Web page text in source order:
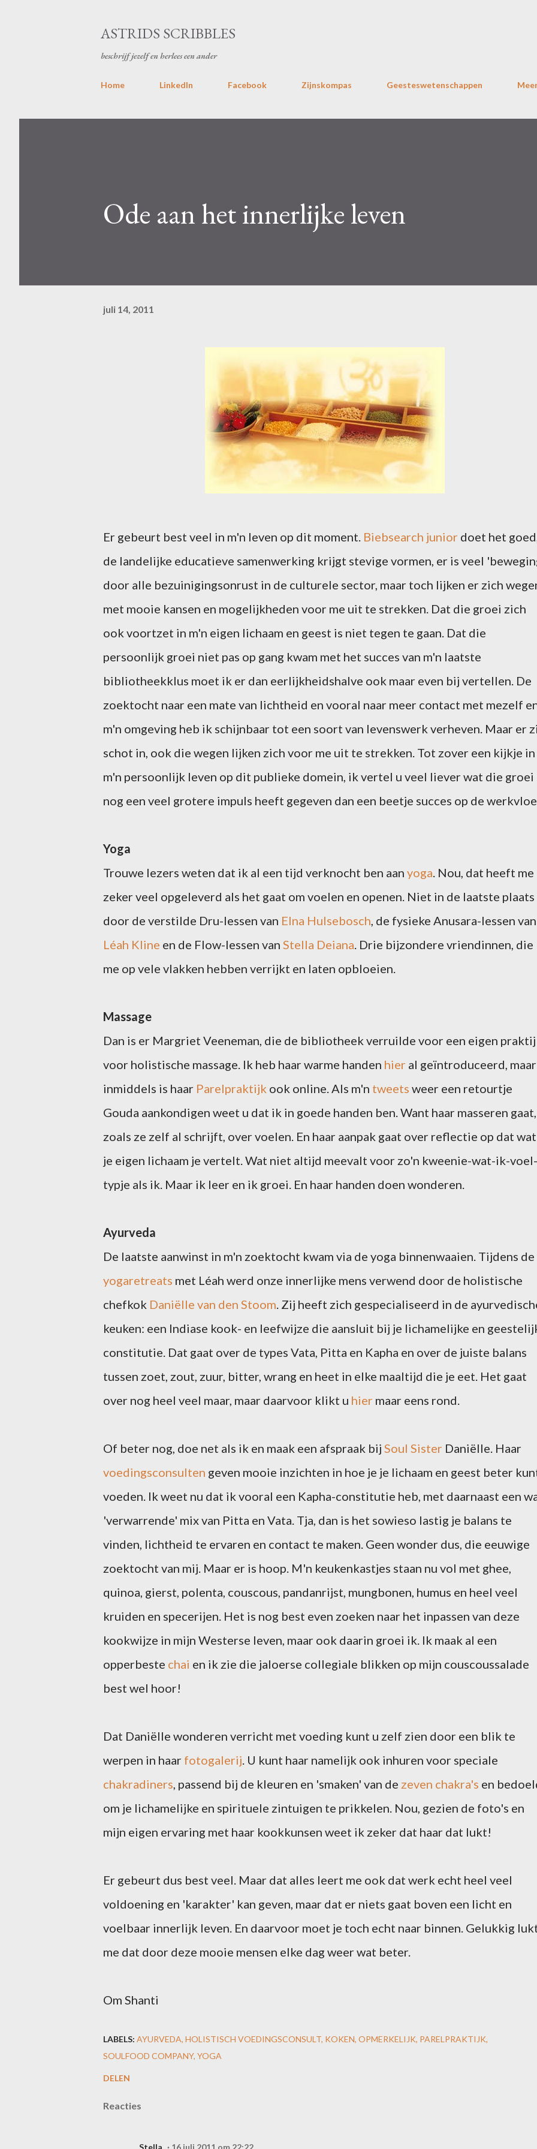
ASTRIDS SCRIBBLES
beschrijf jezelf en herlees een ander
Home LinkedIn Facebook Zijnskompas Geesteswetenschappen
Ode aan het innerlijke leven
juli 14, 2011
Er gebeurt best veel in m'n leven op dit moment. Biebsearch junior doet het
de landelijke educatieve samenwerking krijgt stevige vormen, er is veel
door alle bezuinigingsonrust in de culturele sector, maar toch lijken er zich
met mooie kansen en mogelijkheden voor me uit te strekken. Dat die groei zich
ook voortzet in m'n eigen lichaam en geest is niet tegen te gaan. Dat die
persoonlijk groei niet pas op gang kwam met het succes van m'n laatste
bibliotheekklus moet ik er dan eerlijkheidshalve ook maar even bij vertellen. De
zoektocht naar een mate van lichtheid en vooral naar meer contact met mezelf
m'n omgeving heb ik schijnbaar tot een soort van levenswerk verheven. Maar er
schot in, ook die wegen lijken zich voor me uit te strekken. Tot zover een kijkje in
m'n persoonlijk leven op dit publieke domein, ik vertel u veel liever wat die groei
nog een veel grotere impuls heeft gegeven dan een beetje succes op de
Yoga
Trouwe lezers weten dat ik al een tijd verknocht ben aan yoga. Nou, dat heeft me
zeker veel opgeleverd als het gaat om voelen en openen. Niet in de laatste plaats
door de verstilde Dru-lessen van Elna Hulsebosch, de fysieke Anusara-lessen van
Léah Kline en de Flow-lessen van Stella Deiana. Drie bijzondere vriendinnen, die
me op vele vlakken hebben verrijkt en laten opbloeien.
Massage
Dan is er Margriet Veeneman, die de bibliotheek verruilde voor een eigen
voor holistische massage. Ik heb haar warme handen hier al geïntroduceerd, maar
inmiddels is haar Parelpraktijk ook online. Als m'n tweets weer een retourtje
Gouda aankondigen weet u dat ik in goede handen ben. Want haar masseren gaat,
zoals ze zelf al schrijft, over voelen. En haar aanpak gaat over reflectie op dat wat
je eigen lichaam je vertelt. Wat niet altijd meevalt voor zo'n kweenie-wat-ik-voel-
typje als ik. Maar ik leer en ik groei. En haar handen doen wonderen.
Ayurveda
De laatste aanwinst in m'n zoektocht kwam via de yoga binnenwaaien. Tijdens de
yogaretreats met Léah werd onze innerlijke mens verwend door de holistische
chefkok Daniëlle van den Stoom. Zij heeft zich gespecialiseerd in de
keuken: een Indiase kook- en leefwijze die aansluit bij je lichamelijke en
constitutie. Dat gaat over de types Vata, Pitta en Kapha en over de juiste balans
tussen zoet, zout, zuur, bitter, wrang en heet in elke maaltijd die je eet. Het gaat
over nog heel veel maar, maar daarvoor klikt u hier maar eens rond.
Of beter nog, doe net als ik en maak een afspraak bij Soul Sister Daniëlle. Haar
voedingsconsulten geven mooie inzichten in hoe je je lichaam en geest beter
voeden. Ik weet nu dat ik vooral een Kapha-constitutie heb, met daarnaast een
'verwarrende' mix van Pitta en Vata. Tja, dan is het sowieso lastig je balans te
vinden, lichtheid te ervaren en contact te maken. Geen wonder dus, die eeuwige
zoektocht van mij. Maar er is hoop. M'n keukenkastjes staan nu vol met ghee,
quinoa, gierst, polenta, couscous, pandanrijst, mungbonen, humus en heel veel
kruiden en specerijen. Het is nog best even zoeken naar het inpassen van deze
kookwijze in mijn Westerse leven, maar ook daarin groei ik. Ik maak al een
opperbeste chai en ik zie die jaloerse collegiale blikken op mijn couscoussalade
best wel hoor!
Dat Daniëlle wonderen verricht met voeding kunt u zelf zien door een blik te
werpen in haar fotogalerij. U kunt haar namelijk ook inhuren voor speciale
chakradiners, passend bij de kleuren en 'smaken' van de zeven chakra's en
om je lichamelijke en spirituele zintuigen te prikkelen. Nou, gezien de foto's en
mijn eigen ervaring met haar kookkunsen weet ik zeker dat haar dat lukt!
Er gebeurt dus best veel. Maar dat alles leert me ook dat werk echt heel veel
voldoening en 'karakter' kan geven, maar dat er niets gaat boven een licht en
voelbaar innerlijk leven. En daarvoor moet je toch echt naar binnen. Gelukkig
me dat door deze mooie mensen elke dag weer wat beter.
Om Shanti
LABELS: AYURVEDA HOLISTISCH VOEDINGSCONSULT KOKEN OPMERKELIJK PARELPRAKTIJK
SOULFOOD COMPANY YOGA
DELEN
Reacties
Stella 16 juli 2011 om 22:22